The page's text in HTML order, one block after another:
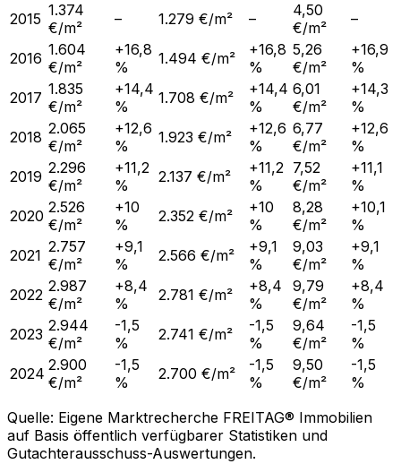
2015 1.374
€/m²
– 1.279 €/m² –
4,50
€/m²
–
2016 1.604
€/m²
+16,8
%
1.494 €/m²
+16,8
%
5,26
€/m²
+16,9
%
2017 1.835
€/m²
+14,4
%
1.708 €/m²
+14,4
%
6,01
€/m²
+14,3
%
2018 2.065
€/m²
+12,6
%
1.923 €/m²
+12,6
%
6,77
€/m²
+12,6
%
2019 2.296
€/m²
+11,2
%
2.137 €/m²
+11,2
%
7,52
€/m²
+11,1
%
2020 2.526
€/m²
+10
%
2.352 €/m²
+10
%
8,28
€/m²
+10,1
%
2021 2.757
€/m²
+9,1
%
2.566 €/m²
+9,1
%
9,03
€/m²
+9,1
%
2022 2.987
€/m²
+8,4
%
2.781 €/m²
+8,4
%
9,79
€/m²
+8,4
%
2023 2.944
€/m²
-1,5
%
2.741 €/m²
-1,5
%
9,64
€/m²
-1,5
%
2024 2.900
€/m²
-1,5
%
2.700 €/m²
-1,5
%
9,50
€/m²
-1,5
%
Quelle: Eigene Marktrecherche FREITAG® Immobilien
auf Basis öffentlich verfügbarer Statistiken und
Gutachterausschuss-Auswertungen.